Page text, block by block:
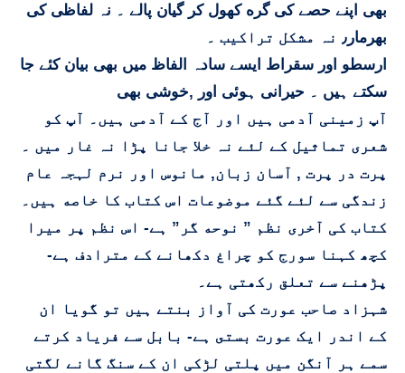
بھی اپنے حصے کی گره کھول کر گیان پالے ۔ نہ لفاظی کی
بھرمار٫ نہ مشکل تراکیب ۔
ارسطو اور سقراط ایسے سادہ الفاظ میں بھی بیان کئے جا
سکتے ہیں ۔ حیرانی ہوئی اور ,خوشی بھی
آپ زمینی آدمی ہیں اور آج کے آدمی ہیں۔ آپ کو
شعری تماثیل کے لئے نہ خلا جانا پڑا نہ غار میں ۔
پرت در پرت , آسان زبان, مانوس اور نرم لہجہ عام
زندگی سے لئے گئے موضوعات اس کتاب کا خاصه ہیں۔
کتاب کی آخری نظم ” نوحه گر” ہے- اس نظم پر میرا
کچھ کہنا سورج کو چراغ دکھانے کے مترادف ہے-
پڑھنے سے تعلق رکھتی ہے۔
شہزاد صاحب عورت کی آواز بنتے ہیں تو گویا ان
کے اندر ایک عورت بستى ہے- بابل سے فریاد کرتے
سمے ہر آنگن میں پلتی لڑکی ان کے سنگ گانے لگتی